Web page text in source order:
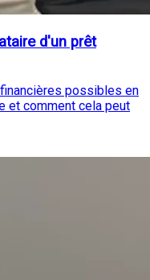
d'un prêt
possibles en
et comment cela peut